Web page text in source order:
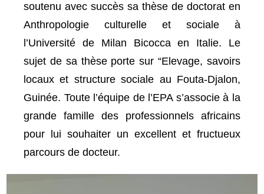
soutenu avec succès sa thèse de doctorat en
Anthropologie culturelle et sociale à
l’Université de Milan Bicocca en Italie. Le
sujet de sa thèse porte sur “Elevage, savoirs
locaux et structure sociale au Fouta-Djalon,
Guinée. Toute l’équipe de l’EPA s’associe à la
grande famille des professionnels africains
pour lui souhaiter un excellent et fructueux
parcours de docteur.